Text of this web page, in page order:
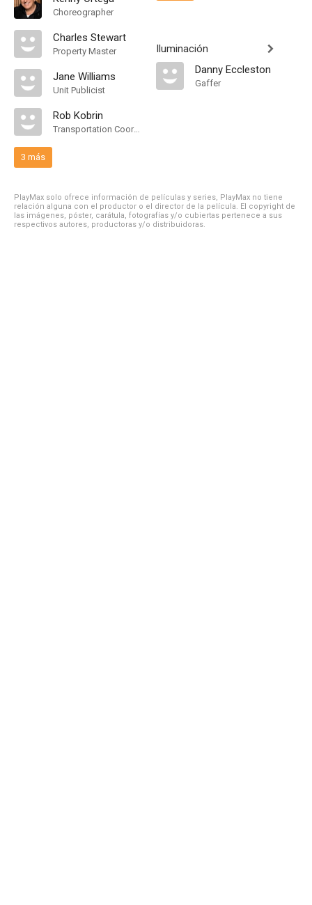
Choreographer
Charles Stewart
Property Master
Jane Williams
Unit Publicist
Rob Kobrin
Transportation Coordinator
3 más
Iluminación
Danny Eccleston
Gaffer
PlayMax solo ofrece información de películas y series, PlayMax no tiene
relación alguna con el productor o el director de la película. El copyright de
las imágenes, póster, carátula, fotografías y/o cubiertas pertenece a sus
respectivos autores, productoras y/o distribuidoras.